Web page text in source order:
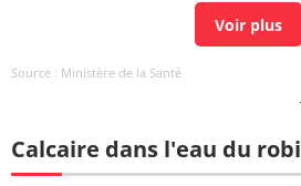
8 n/mL
Température de l'eau 10,4 °C
Source : Ministère de la Santé
Calcaire dans l'eau du